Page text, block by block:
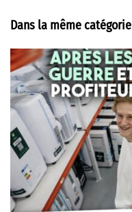
Dans la même catégorie